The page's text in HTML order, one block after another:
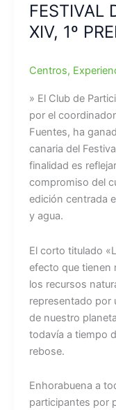
FESTIVAL
XIV, 1º
Centros,
» El Club de
por el
Fuentes, ha
canaria del
finalidad es
compromiso del
edición centrada
y agua.
El corto titulado
efecto que tienen
los recursos
representado por
de nuestro
todavía a tiempo
rebose.
Enhorabuena a
participantes por